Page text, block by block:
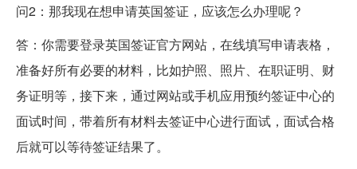
问2：那我现在想申请英国签证，应该怎么办理呢？
答：你需要登录英国签证官方网站，在线填写申请表格，
准备好所有必要的材料，比如护照、照片、在职证明、财
务证明等，接下来，通过网站或手机应用预约签证中心的
面试时间，带着所有材料去签证中心进行面试，面试合格
后就可以等待签证结果了。